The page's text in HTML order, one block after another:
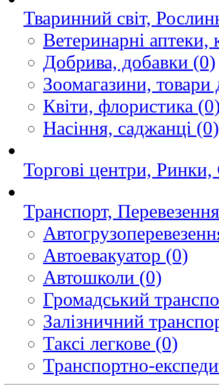
Тваринний світ,
Ветеринарні аптеки,
Добрива, добавки (0)
Зоомагазини, товари
Квіти, флористика
Насіння, саджанці (0)
Торгові центри,
Транспорт, Перевезення
Автоевакуатор (0)
Автошколи (0)
Громадський
Залізничний
Таксі легкове (0)
Транспортно-